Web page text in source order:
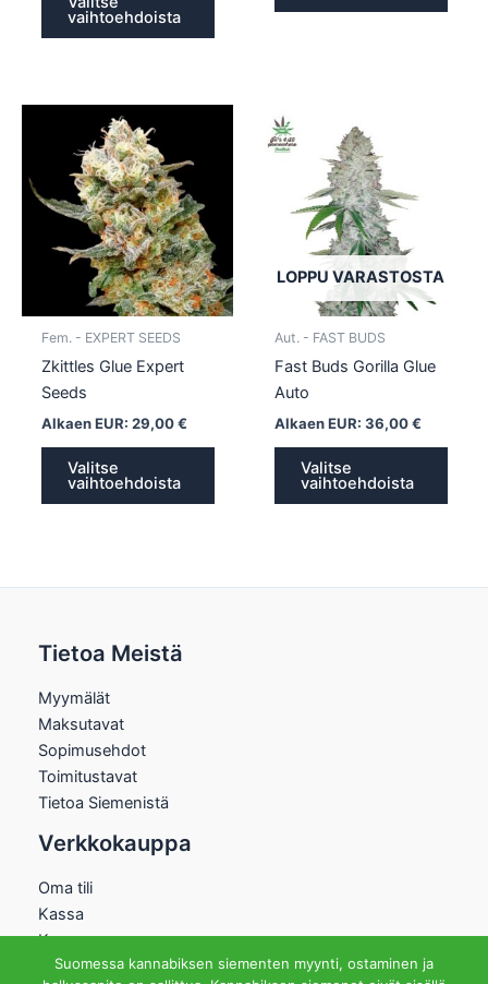
vaihtoehdoista
Fem. - EXPERT SEEDS
Zkittles Glue Expert
Seeds
Alkaen EUR: 29,00€
Valitse
vaihtoehdoista
tuotteella
Voit
tehdä
valinnat
LOPPU VARASTOSTA
Aut. - FAST BUDS
Fast Buds Gorilla Glue
Auto
Alkaen EUR: 36,00€
Valitse
vaihtoehdoista
Tietoa Meistä
Myymälät
Maksutavat
Sopimusehdot
Toimitustavat
Tietoa Siemenistä
Verkkokauppa
Oma tili
Kassa
Kauppa
Ostoskori
Suomessa kannabiksen siementen myynti, ostaminen ja